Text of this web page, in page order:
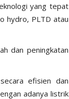
yang tepat
hydro, PLTD atau
dan peningkatan
efisien dan
adanya listrik